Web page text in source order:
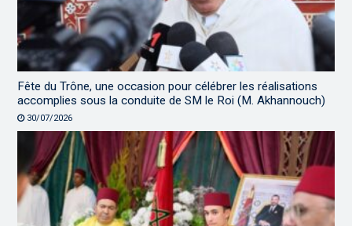
Fête du Trône, une occasion pour célébrer les réalisations
accomplies sous la conduite de SM le Roi (M. Akhannouch)
30/07/2026